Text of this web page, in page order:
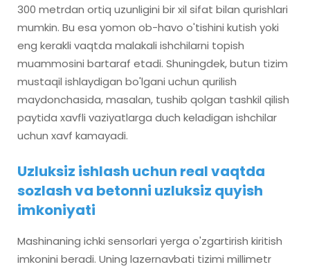
300 metrdan ortiq uzunligini bir xil sifat bilan qurishlari
mumkin. Bu esa yomon ob-havo o'tishini kutish yoki
eng kerakli vaqtda malakali ishchilarni topish
muammosini bartaraf etadi. Shuningdek, butun tizim
mustaqil ishlaydigan bo'lgani uchun qurilish
maydonchasida, masalan, tushib qolgan tashkil qilish
paytida xavfli vaziyatlarga duch keladigan ishchilar
uchun xavf kamayadi.
Uzluksiz ishlash uchun real vaqtda
sozlash va betonni uzluksiz quyish
imkoniyati
Mashinaning ichki sensorlari yerga o'zgartirish kiritish
imkonini beradi. Uning lazernavbati tizimi millimetr